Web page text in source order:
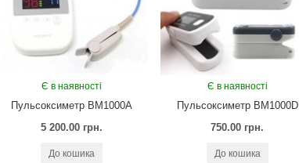
Є в наявності
Пульсоксиметр BM1000А
5 200.00 грн.
До кошика
Є в наявності
Пульсоксиметр BM1000D
750.00 грн.
До кошика